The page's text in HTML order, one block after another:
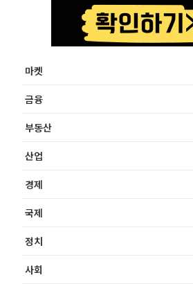
마켓
금융
부동산
산업
경제
국제
정치
사회